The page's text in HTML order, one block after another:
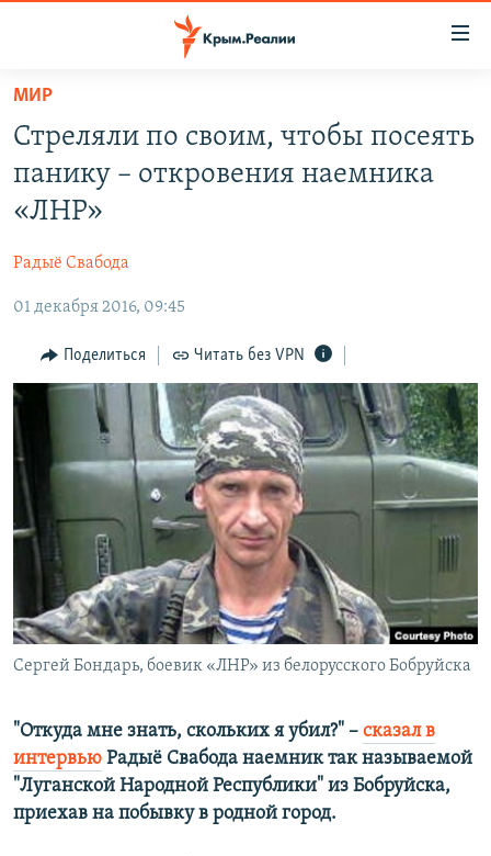
Вернуться
основному
содержанию
Вернутся
главной
Вернутся
поиску
СПЕЦПРОЕКТЫ
ГРУЗ 200
11 ЛЕТ ОККУПАЦИИ КРЫМА. 11 ИСТОРИЙ СОПРОТИВЛЕНИЯ
ВОДА
ЕЩЕ
ИНТЕРАКТИВ
ИНФОГРАФИКА
ТЕЛЕПРОЕКТ КРЫМ.РЕАЛИИ
СОВЕТЫ ПРАВОЗАЩИТНИКОВ
ПРОПАВШИЕ БЕЗ ВЕСТИ
ПОБЕДИТЕЛЕЙ НЕ СУДЯТ?
КРЫМ.НЕПОКОРЕННЫЙ
ELIFBE
УКРАИНСКАЯ ПРОБЛЕМА КРЫМА
РАДІО СВОБОДА
КАК ОБОЙТИ БЛОКИРОВКУ
Українською
Qırımtatar
ПРИСОЕДИНЯЙТЕСЬ!
Все сайты RFE/RL
МИР
Стреляли по своим, чтобы посеять
панику – откровения наемника
«ЛНР»
Радыё Свабода
01 декабря 2016, 09:45
Поделиться Читать без VPN
Сергей Бондарь, боевик «ЛНР» из белорусского Бобруйска
"Откуда мне знать, скольких я убил?" – сказал в
интервью Радыё Свабода наемник так называемой
"Луганской Народной Республики" из Бобруйска,
приехав на побывку в родной город.